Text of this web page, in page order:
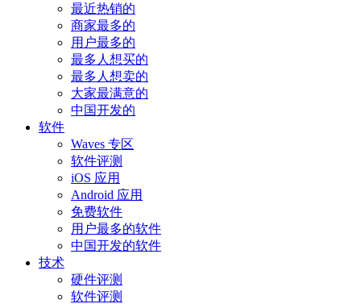
最近热销的
商家最多的
用户最多的
最多人想买的
最多人想卖的
大家最满意的
中国开发的
软件
Waves 专区
软件评测
iOS 应用
Android 应用
免费软件
用户最多的软件
中国开发的软件
技术
硬件评测
软件评测